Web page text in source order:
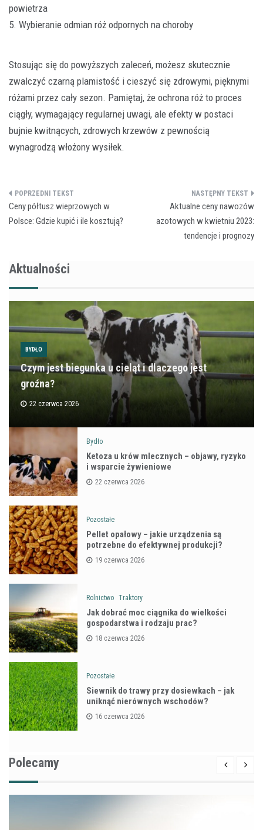
powietrza
5. Wybieranie odmian róż odpornych na choroby
Stosując się do powyższych zaleceń, możesz skutecznie
zwalczyć czarną plamistość i cieszyć się zdrowymi, pięknymi
różami przez cały sezon. Pamiętaj, że ochrona róż to proces
ciągły, wymagający regularnej uwagi, ale efekty w postaci
bujnie kwitnących, zdrowych krzewów z pewnością
wynagrodzą włożony wysiłek.
Nawigacja
wpisu
Ceny półtusz wieprzowych w
Polsce: Gdzie kupić i ile kosztują?
Aktualne ceny nawozów
azotowych w kwietniu 2023:
tendencje i prognozy
Aktualności
BYDŁO
Czym jest biegunka u cieląt i dlaczego jest
groźna?
22 czerwca 2026
Bydło
Ketoza u krów mlecznych – objawy, ryzyko
i wsparcie żywieniowe
22 czerwca 2026
Pozostałe
Pellet opałowy – jakie urządzenia są
potrzebne do efektywnej produkcji?
19 czerwca 2026
Rolnictwo Traktory
Jak dobrać moc ciągnika do wielkości
gospodarstwa i rodzaju prac?
18 czerwca 2026
Pozostałe
Siewnik do trawy przy dosiewkach – jak
uniknąć nierównych wschodów?
16 czerwca 2026
Polecamy